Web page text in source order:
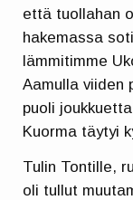
että tuollahan
hakemassa
lämmitimme
Aamulla viiden
puoli
Kuorma täytyi
Tulin Tontille,
oli tullut